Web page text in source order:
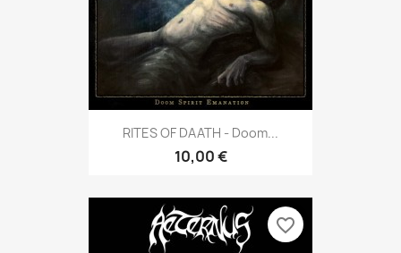
RITES OF DAATH - Doom...
10,00 €
favorite_border